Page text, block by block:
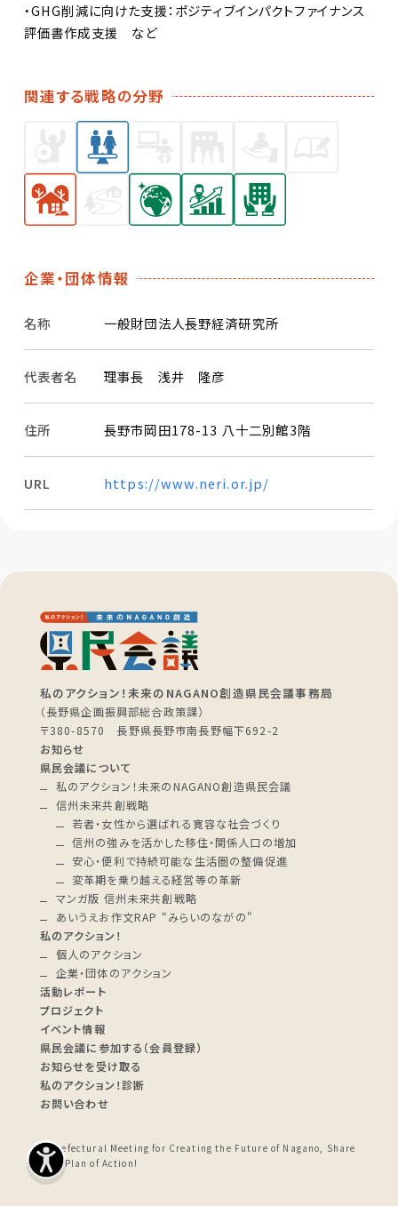
・GHG削減に向けた支援：ポジティブインパクトファイナンス
評価書作成支援 など
関連する戦略の分野
企業・団体情報
名称 一般財団法人長野経済研究所
代表者名 理事長 浅井 隆彦
住所 長野市岡田178-13 八十二別館3階
URL https://www.neri.or.jp/
私のアクション！未来のNAGANO創造県民会議事務局
（長野県企画振興部総合政策課）
〒380-8570 長野県長野市南長野幅下692-2
お知らせ
県民会議について
私のアクション！未来のNAGANO創造県民会議
信州未来共創戦略
若者・女性から選ばれる寛容な社会づくり
信州の強みを活かした移住・関係人口の増加
安心・便利で持続可能な生活圏の整備促進
変革期を乗り越える経営等の革新
マンガ版 信州未来共創戦略
あいうえお作文RAP “みらいのながの"
私のアクション！
個人のアクション
企業・団体のアクション
活動レポート
プロジェクト
イベント情報
県民会議に参加する（会員登録）
お知らせを受け取る
私のアクション！診断
お問い合わせ
© Prefectural Meeting for Creating the Future of Nagano, Share
Your Plan of Action!